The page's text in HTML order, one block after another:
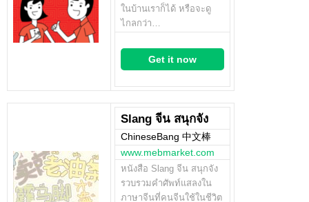
ในบ้านเราก็ได้ หรือจะดู
ไกลกว่า…
Get it now
Slang จีน สนุกจัง
ChineseBang 中文棒
www.mebmarket.com
หนังสือ Slang จีน สนุกจัง
รวบรวมคำศัพท์แสลงใน
ภาษาจีนที่คนจีนใช้ในชีวิต